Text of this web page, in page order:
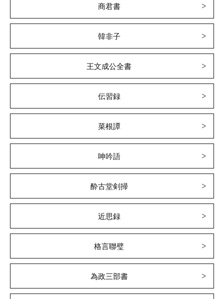
商君書
韓非子
王文成公全書
伝習録
菜根譚
呻吟語
酔古堂剣掃
近思録
格言聯璧
為政三部書